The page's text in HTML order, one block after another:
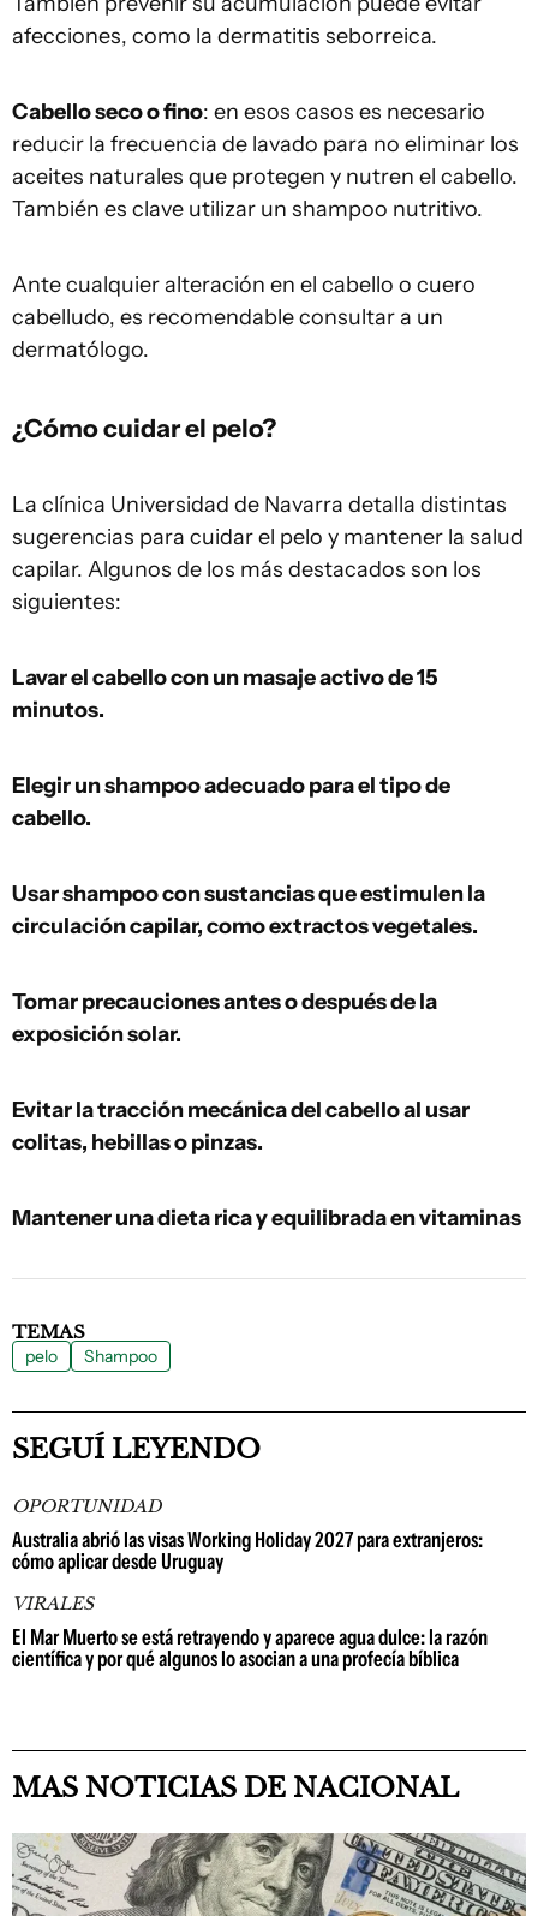
afecciones, como la dermatitis seborreica.
Cabello seco o fino: en esos casos es necesario
reducir la frecuencia de lavado para no eliminar los
aceites naturales que protegen y nutren el cabello.
También es clave utilizar un shampoo nutritivo.
Ante cualquier alteración en el cabello o cuero
cabelludo, es recomendable consultar a un
dermatólogo.
¿Cómo cuidar el pelo?
La clínica Universidad de Navarra detalla distintas
sugerencias para cuidar el pelo y mantener la salud
capilar. Algunos de los más destacados son los
siguientes:
Lavar el cabello con un masaje activo de 15
minutos.
Elegir un shampoo adecuado para el tipo de
cabello.
Usar shampoo con sustancias que estimulen la
circulación capilar, como extractos vegetales.
Tomar precauciones antes o después de la
exposición solar.
Evitar la tracción mecánica del cabello al usar
colitas, hebillas o pinzas.
Mantener una dieta rica y equilibrada en vitaminas
TEMAS
pelo Shampoo
SEGUÍ LEYENDO
OPORTUNIDAD
Australia abrió las visas Working Holiday 2027 para extranjeros:
cómo aplicar desde Uruguay
VIRALES
El Mar Muerto se está retrayendo y aparece agua dulce: la razón
científica y por qué algunos lo asocian a una profecía bíblica
MAS NOTICIAS DE NACIONAL